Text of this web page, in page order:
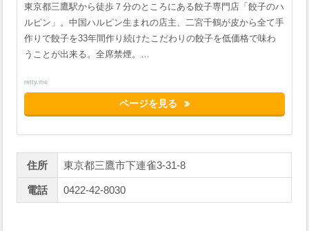
東京都三鷹駅から徒歩７分のところにある餃子専門店「餃子のハ
ルピン」。中国ハルピン生まれの店主、二宮千鶴が皮から全て手
作りで餃子を33年間作り続けたこだわりの餃子を低価格で味わ
うことが出来る。全席禁煙。…
retty.me
ページを見る
住所 東京都三鷹市下連雀3-31-8
電話 0422-42-8030